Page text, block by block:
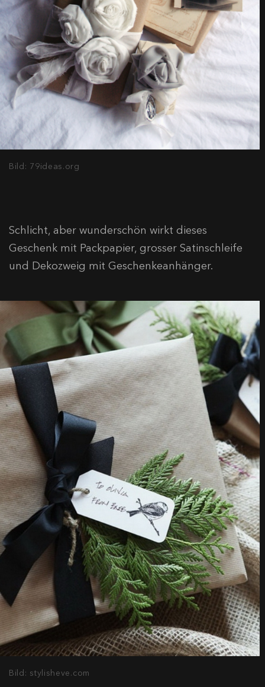
Bild: 79ideas.org
Schlicht, aber wunderschön wirkt dieses
Geschenk mit Packpapier, grosser Satinschleife
und Dekozweig mit Geschenkeanhänger.
Bild: stylisheve.com